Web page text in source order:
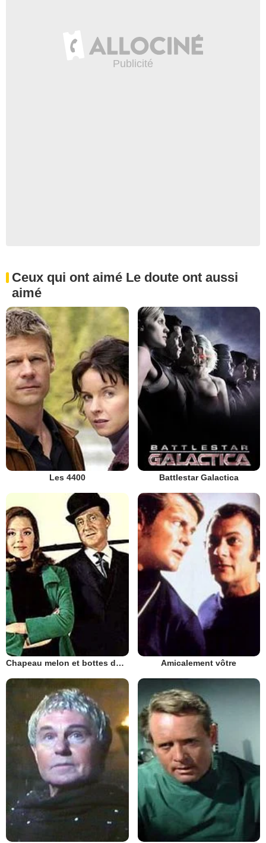
Ceux qui ont aimé Le doute ont aussi
aimé
Les 4400 Battlestar Galactica
Chapeau melon et bottes de cuir - 1961 Amicalement vôtre